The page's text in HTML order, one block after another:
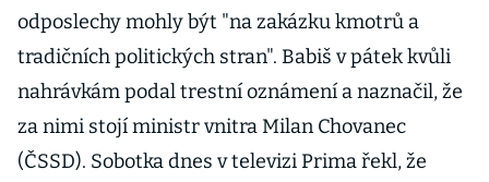
odposlechy mohly být "na zakázku kmotrů a
tradičních politických stran". Babiš v pátek kvůli
nahrávkám podal trestní oznámení a naznačil, že
za nimi stojí ministr vnitra Milan Chovanec
(ČSSD). Sobotka dnes v televizi Prima řekl, že